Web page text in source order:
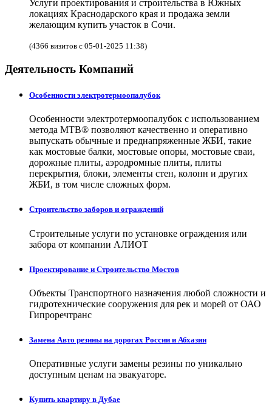
Услуги проектирования и строительства в Южных
локациях Краснодарского края и продажа земли
желающим купить участок в Сочи.
(4366 визитов с 05-01-2025 11:38)
Деятельность Компаний
Особенности электротермоопалубок
Особенности электротермоопалубок с использованием
метода МТВ® позволяют качественно и оперативно
выпускать обычные и преднапряженные ЖБИ, такие
как мостовые балки, мостовые опоры, мостовые сваи,
дорожные плиты, аэродромные плиты, плиты
перекрытия, блоки, элементы стен, колонн и других
ЖБИ, в том числе сложных форм.
Строительство заборов и ограждений
Строительные услуги по установке ограждения или
забора от компании АЛИОТ
Проектирование и Строительство Мостов
Объекты Транспортного назначения любой сложности и
гидротехнические сооружения для рек и морей от ОАО
Гипроречтранс
Замена Авто резины на дорогах России и Абхазии
Оперативные услуги замены резины по уникально
доступным ценам на эвакуаторе.
Купить квартиру в Дубае